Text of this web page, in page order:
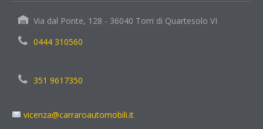
Via dal Ponte, 128 - 36040 Torri di Quartesolo VI
0444 310560
351 9617350
vicenza@carraroautomobili.it